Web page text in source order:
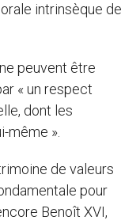
intrinsèque de
peuvent être
« un respect
dont les
même ».
de valeurs
pour
Benoît XVI,